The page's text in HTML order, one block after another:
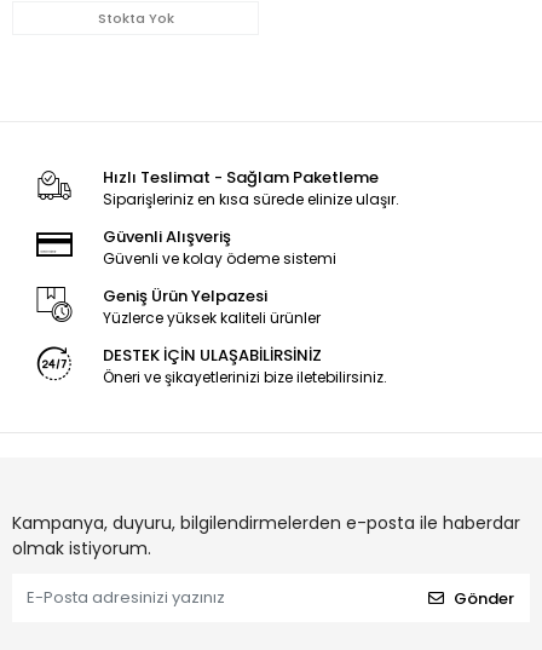
Stokta Yok
Hızlı Teslimat - Sağlam Paketleme
Siparişleriniz en kısa sürede elinize ulaşır.
Güvenli Alışveriş
Güvenli ve kolay ödeme sistemi
Geniş Ürün Yelpazesi
Yüzlerce yüksek kaliteli ürünler
DESTEK İÇİN ULAŞABİLİRSİNİZ
Öneri ve şikayetlerinizi bize iletebilirsiniz.
Kampanya, duyuru, bilgilendirmelerden e-posta ile haberdar
olmak istiyorum.
Gönder